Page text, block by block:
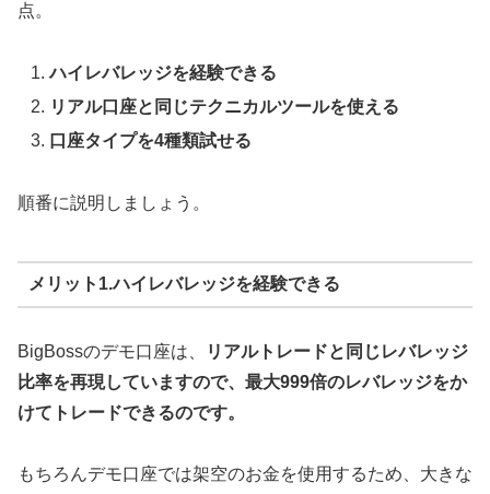
点。
ハイレバレッジを経験できる
リアル口座と同じテクニカルツールを使える
口座タイプを4種類試せる
順番に説明しましょう。
メリット1.ハイレバレッジを経験できる
BigBossのデモ口座は、
リアルトレードと同じレバレッジ
比率を再現していますので、最大999倍のレバレッジをか
けてトレードできるのです。
もちろんデモ口座では架空のお金を使用するため、大きな